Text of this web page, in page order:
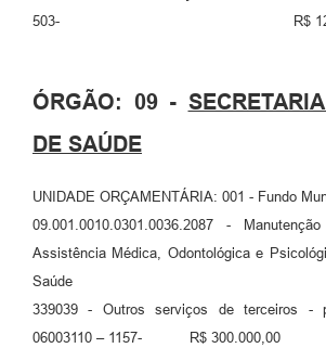
503- R$
ÓRGÃO: 09 -
DE SAÚDE
UNIDADE ORÇAMENTÁRIA: 001 - Fundo
09.001.0010.0301.0036.2087 -
Assistência Médica, Odontológica e
Saúde
339039 - Outros serviços de terceiros -
06003110 – 1157- R$ 300.000,00